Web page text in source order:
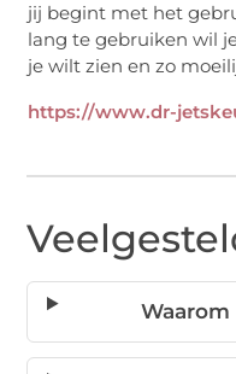
jij begint met het
lang te gebruiken wil
je wilt zien en zo
https://www.dr-